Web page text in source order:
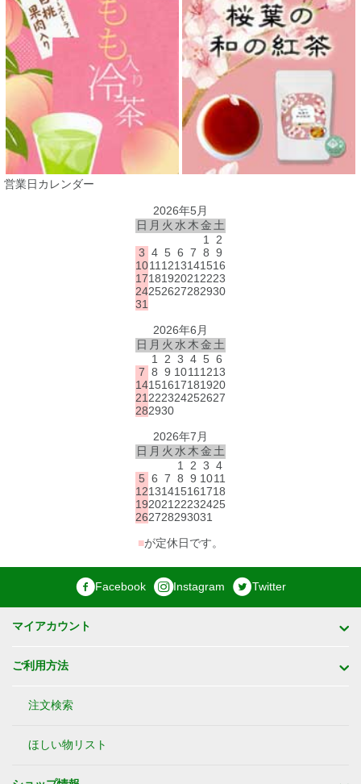
営業日カレンダー
2026年5月
日 月 火 水 木金 土
1
2
3 4 5 6 7 8 9
1011 1213141516
1718192021 2223
24252627282930
31
2026年6月
日 月 火 水 木金 土
1
2 3 4 5 6
7 8 9 1011 1213
14151617181920
21 222324252627
282930
2026年7月
日 月 火 水 木金 土
1
2 3 4
5 6 7 8 9 1011
12131415161718
192021 22232425
262728293031
■が定休日です。
Facebook Instagram Twitter
マイアカウント
ご利用方法
注文検索
ほしい物リスト